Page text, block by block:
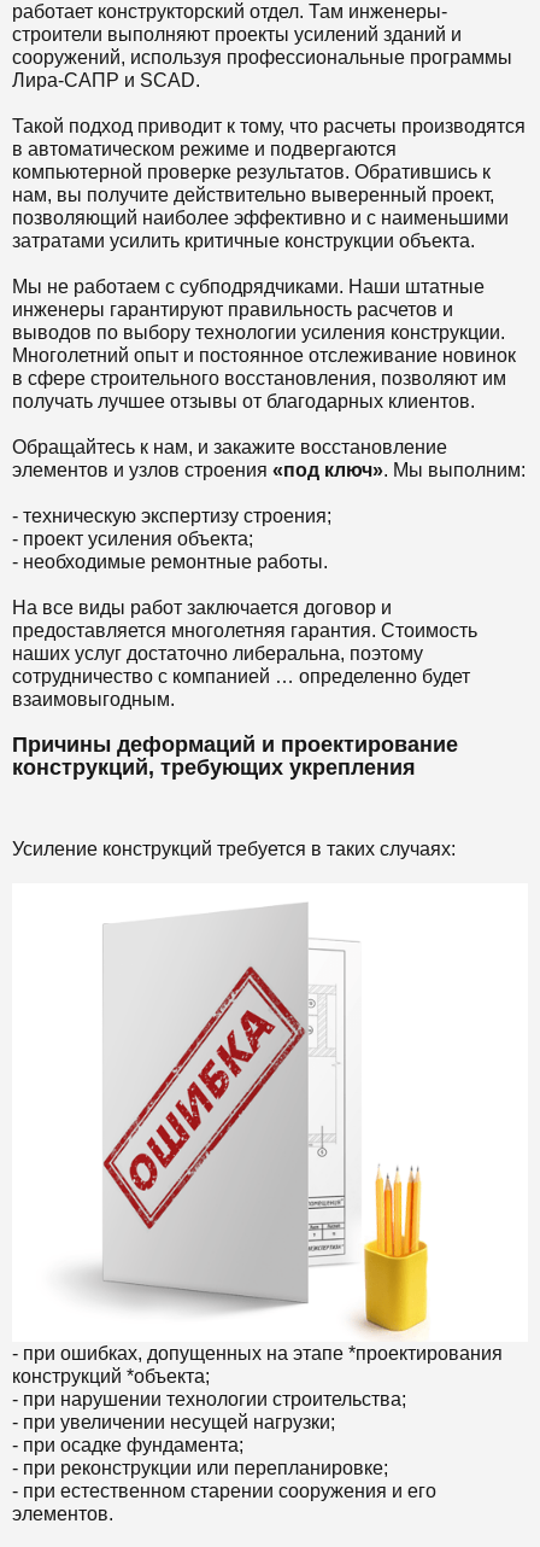
работает конструкторский отдел. Там инженеры-
строители выполняют проекты усилений зданий и
сооружений, используя профессиональные программы
Лира-САПР и SCAD.
Такой подход приводит к тому, что расчеты производятся
в автоматическом режиме и подвергаются
компьютерной проверке результатов. Обратившись к
нам, вы получите действительно выверенный проект,
позволяющий наиболее эффективно и с наименьшими
затратами усилить критичные конструкции объекта.
Мы не работаем с субподрядчиками. Наши штатные
инженеры гарантируют правильность расчетов и
выводов по выбору технологии усиления конструкции.
Многолетний опыт и постоянное отслеживание новинок
в сфере строительного восстановления, позволяют им
получать лучшее отзывы от благодарных клиентов.
Обращайтесь к нам, и закажите восстановление
элементов и узлов строения «под ключ». Мы выполним:
- техническую экспертизу строения;
- проект усиления объекта;
- необходимые ремонтные работы.
На все виды работ заключается договор и
предоставляется многолетняя гарантия. Стоимость
наших услуг достаточно либеральна, поэтому
сотрудничество с компанией … определенно будет
взаимовыгодным.
Причины деформаций и проектирование
конструкций, требующих укрепления
Усиление конструкций требуется в таких случаях:
- при ошибках, допущенных на этапе *проектирования
конструкций *объекта;
- при нарушении технологии строительства;
- при увеличении несущей нагрузки;
- при осадке фундамента;
- при реконструкции или перепланировке;
- при естественном старении сооружения и его
элементов.